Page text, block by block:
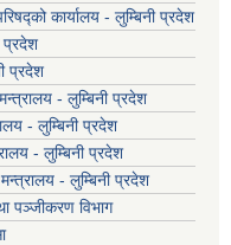
कार्यालय - लुम्बिनी प्रदेश
प्रदेश
प्रदेश
- लुम्बिनी प्रदेश
- लुम्बिनी प्रदेश
- लुम्बिनी प्रदेश
- लुम्बिनी प्रदेश
पञ्जीकरण विभाग